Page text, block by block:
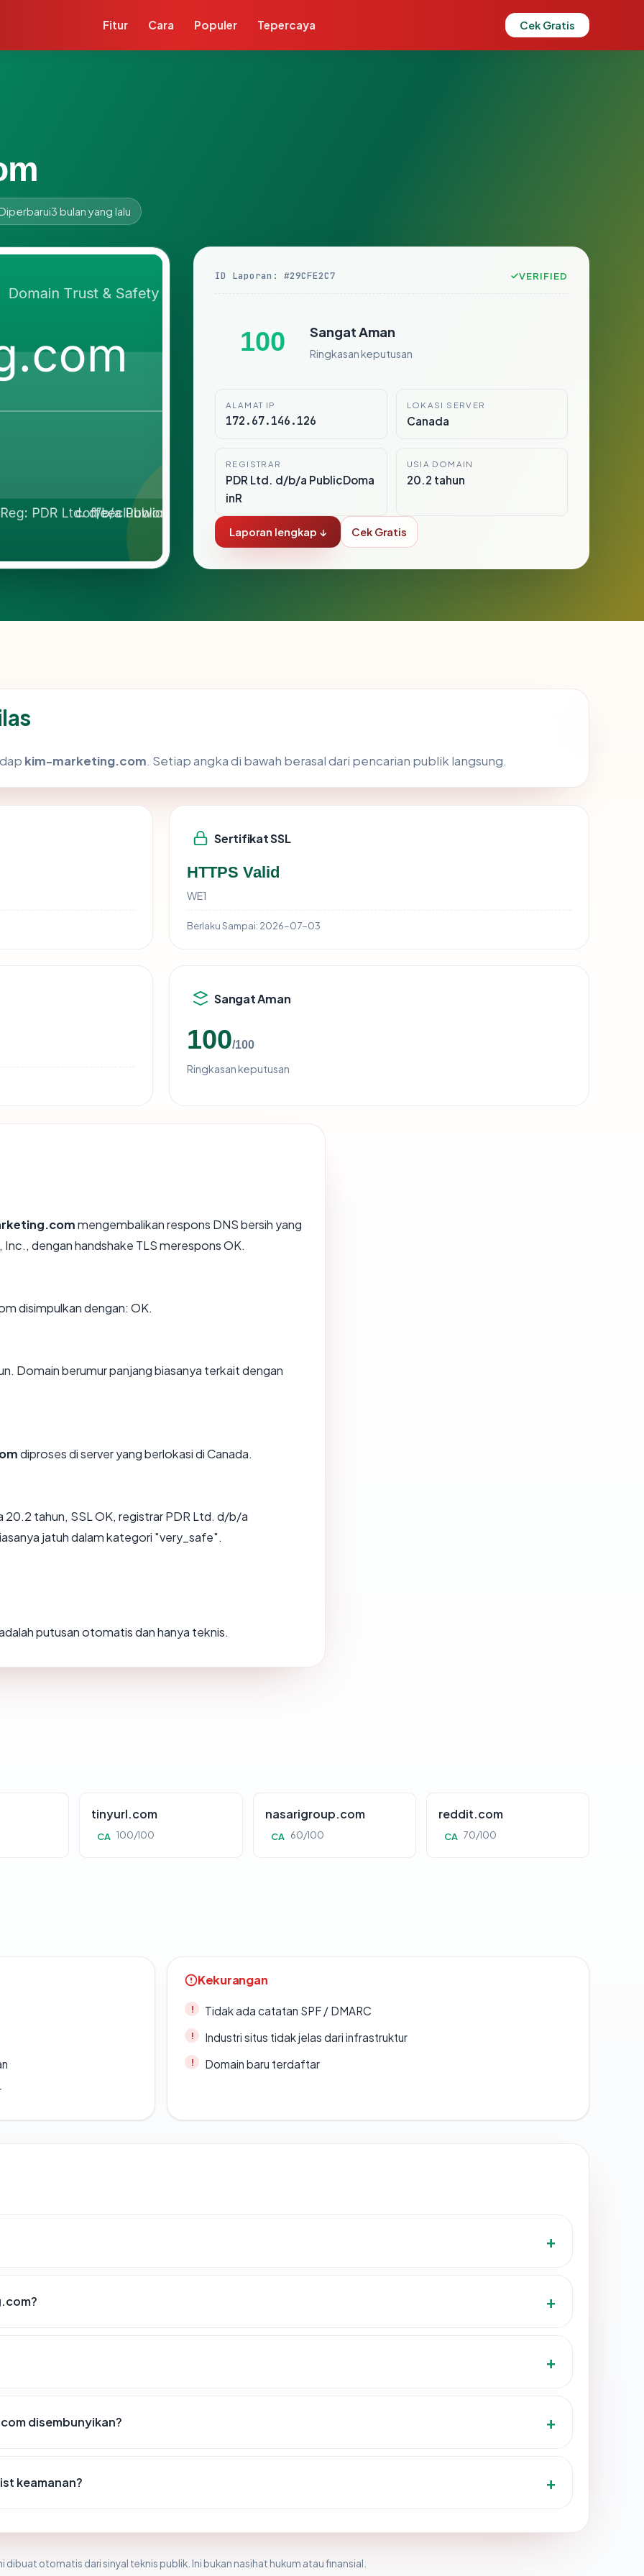
Fitur Cara Populer Tepercaya Cek Gratis
3 bulan yang lalu
ID Laporan: #29CFE2C7 VERIFIED
100 Sangat Aman
Ringkasan keputusan
ALAMAT IP
172.67.146.126
LOKASI SERVER
Canada
REGISTRAR
PDR Ltd. d/b/a PublicDoma
inR
USIA DOMAIN
20.2 tahun
Laporan lengkap ↓ Cek Gratis
kim-marketing.com. Setiap angka di bawah berasal dari pencarian publik langsung.
Sertifikat SSL
HTTPS Valid
WE1
Berlaku Sampai: 2026-07-03
Sangat Aman
100/100
Ringkasan keputusan
mengembalikan respons DNS bersih yang
dengan handshake TLS merespons OK.
disimpulkan dengan: OK.
Domain berumur panjang biasanya terkait dengan
diproses di server yang berlokasi di Canada.
tahun, SSL OK, registrar PDR Ltd. d/b/a
jatuh dalam kategori "very_safe".
putusan otomatis dan hanya teknis.
tinyurl.com
CA 100/100
nasarigroup.com
CA 60/100
reddit.com
CA 70/100
Kekurangan
Tidak ada catatan SPF / DMARC
Industri situs tidak jelas dari infrastruktur
Domain baru terdaftar
disembunyikan?
keamanan?
dibuat otomatis dari sinyal teknis publik. Ini bukan nasihat hukum atau finansial.